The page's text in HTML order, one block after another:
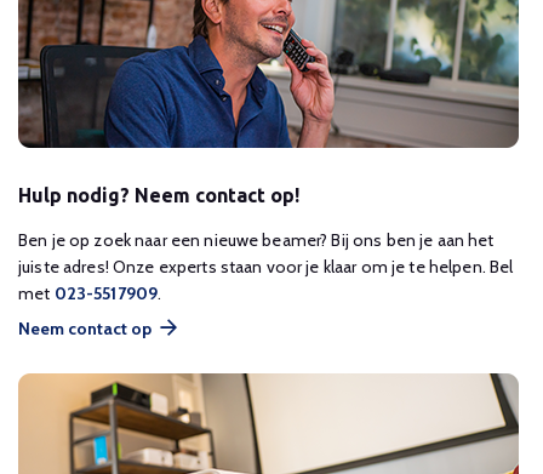
Hulp nodig? Neem contact op!
Ben je op zoek naar een nieuwe beamer? Bij ons ben je aan het
juiste adres! Onze experts staan voor je klaar om je te helpen. Bel
met 023-5517909.
Neem contact op